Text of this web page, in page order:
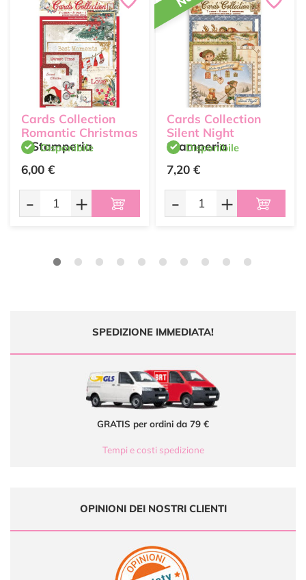
Cards Collection
Romantic Christmas
Stamperia
Disponibile
6,00 €
- +
Cards Collection
Silent Night
Stamperia
Disponibile
7,20 €
- +
SPEDIZIONE IMMEDIATA!
GRATIS per ordini da 79 €
Tempi e costi spedizione
OPINIONI DEI NOSTRI CLIENTI